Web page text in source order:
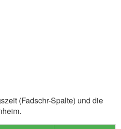
(Fadschr-Spalte) und die